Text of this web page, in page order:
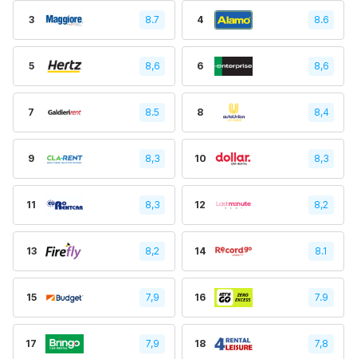
3 8.7 4 8.6
5 8,6 6 8,6
7 8.5 8 8,4
9 8,3 10 8,3
11 8,3 12 8,2
13 8,2 14 8.1
15 7,9 16 7.9
17 7,9 18 7,8